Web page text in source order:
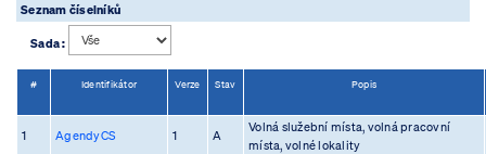
Seznam číselníků
Sada :
# Identifikátor Verze Stav Popis
1 AgendyCS 1 A
Volná služební místa, volná pracovní
místa, volné lokality